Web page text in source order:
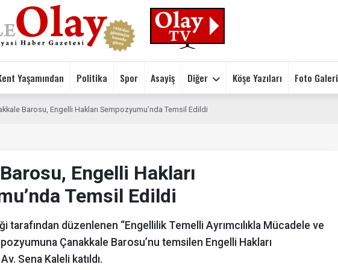
Yaşamından Politika Spor Asayiş Diğer Köşe Yazıları Foto Galeri
Barosu, Engelli Hakları Sempozyumu’nda Temsil Edildi
Engelli Hakları
Temsil Edildi
tarafından düzenlenen “Engellilik Temelli Ayrımcılıkla Mücadele ve
Çanakkale Barosu’nu temsilen Engelli Hakları
Sena Kaleli katıldı.